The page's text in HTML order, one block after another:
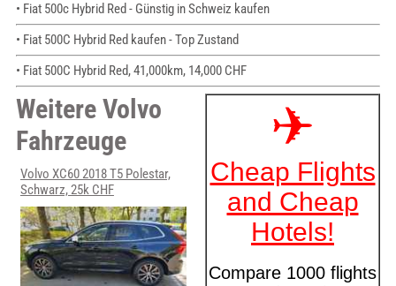
• Fiat 500c Hybrid Red - Günstig in Schweiz kaufen
• Fiat 500C Hybrid Red kaufen - Top Zustand
• Fiat 500C Hybrid Red, 41,000km, 14,000 CHF
Weitere Volvo
Fahrzeuge
Volvo XC60 2018 T5 Polestar,
Schwarz, 25k CHF